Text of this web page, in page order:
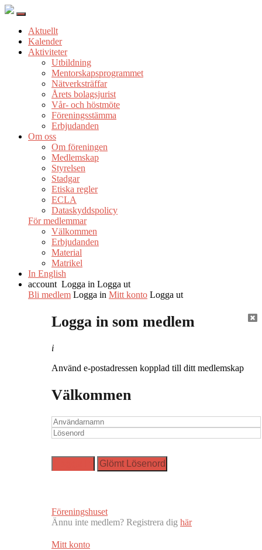
Aktuellt
Kalender
Aktiviteter
Utbildning
Mentorskapsprogrammet
Nätverksträffar
Årets bolagsjurist
Vår- och höstmöte
Föreningsstämma
Erbjudanden
Om oss
Om föreningen
Medlemskap
Styrelsen
Stadgar
Etiska regler
ECLA
Dataskyddspolicy
För medlemmar
Välkommen
Erbjudanden
Material
Matrikel
In English
account Logga in Logga ut
Bli medlem Logga in Mitt konto Logga ut
Logga in som medlem
i
Använd e-postadressen kopplad till ditt medlemskap
Välkommen
Föreningshuset
Ännu inte medlem? Registrera dig här
Mitt konto